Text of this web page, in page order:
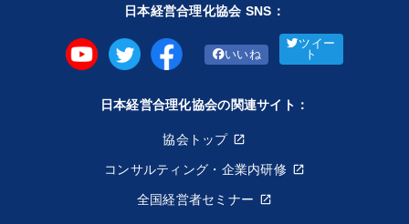
日本経営合理化協会 SNS：
いいね
ツイー
ト
日本経営合理化協会の関連サイト：
協会トップ
コンサルティング・企業内研修
全国経営者セミナー